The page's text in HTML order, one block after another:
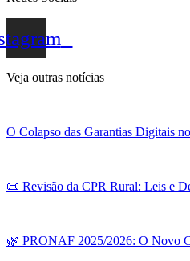
Veja outras notícias
O Colapso das Garantias Digitais
📜 Revisão da CPR Rural: Leis e
🌿 PRONAF 2025/2026: O Novo